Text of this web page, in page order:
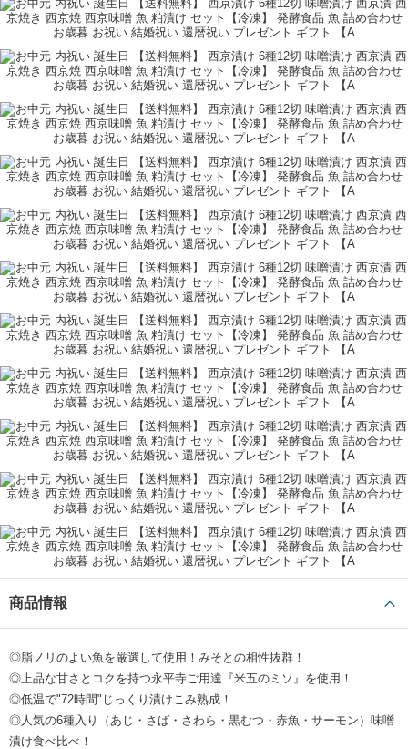
すぐに食べれて便利
今回も利用させて頂きましたが、認知症家族を世話している主人の家事等忙
しいと思い
ットを選びました。
早速届いたとの連絡があり、言っていたのが本当に毎回の食事準備で大変な
ので、今回の商品は
手間いらずでおいしくいただけ嬉しいと言ってくれたのが有難かったです。
手早い手配で助かりました、今後も利したいと思います。
もっと見る
その他 60代
ギフトモールより感謝申し上げます
この度は、ギフトモールをご利用いただき、誠にありがとうございま
また、心温まるレビューと最高の評価をいただき、重ねて感謝申し上げ
ます。
大切なご親戚の方へのお中元に、魚の味噌漬け6種セットをお選びいただ
き、光栄です。
お相手様から「手間いらずでおいしくいただけ嬉しい」というお言葉を
いただき、嬉しい限りでございます。また、「出来るだけ速やかに食事
の用意が出来るのが良いと思い」という文章から、ご家族のお世話で忙
しいお相手への温かいお心遣いが伝わってまいりました。
こちらのセットは、解凍して焼くだけで、本格的な魚料理をお楽しみい
ただけるのが魅力です。京都の老舗料亭の西京味噌を使った、風味豊か
な味わいもご好評をいただいております。
お魚がお好きな方への贈り物にも最適かと思いますので、また大切な方
への贈り物をお探しの際は、ぜひお立ち寄りくださいませ。
ギフトモール 小西
もっと見る
レビューをもっと見る ＋
商品情報
◎脂ノリのよい魚を厳選して使用！みそとの相性抜群！
◎上品な甘さとコクを持つ永平寺ご用達『米五のミソ』を使用！
◎低温で"72時間"じっくり漬けこみ熟成！
◎人気の6種入り（あじ・さば・さわら・黒むつ・赤魚・サーモン）味噌
漬け食べ比べ！